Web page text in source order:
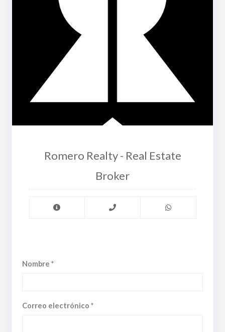
Romero Realty - Real Estate
Broker
Nombre *
Correo electrónico *